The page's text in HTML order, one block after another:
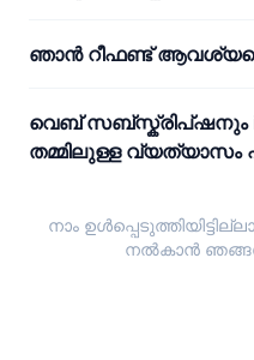
ഞാൻ റീഫണ്ട്
വെബ് സബ്സ്ക്രിപ്ഷനും
തമ്മിലുള്ള വ്യത്യാസം
നാം
നൽകാൻ